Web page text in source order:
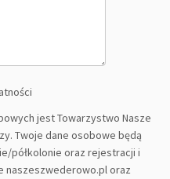
jest Towarzystwo Nasze
Twoje dane osobowe będą
półkolonie oraz rejestracji i
naszeszwederowo.pl oraz